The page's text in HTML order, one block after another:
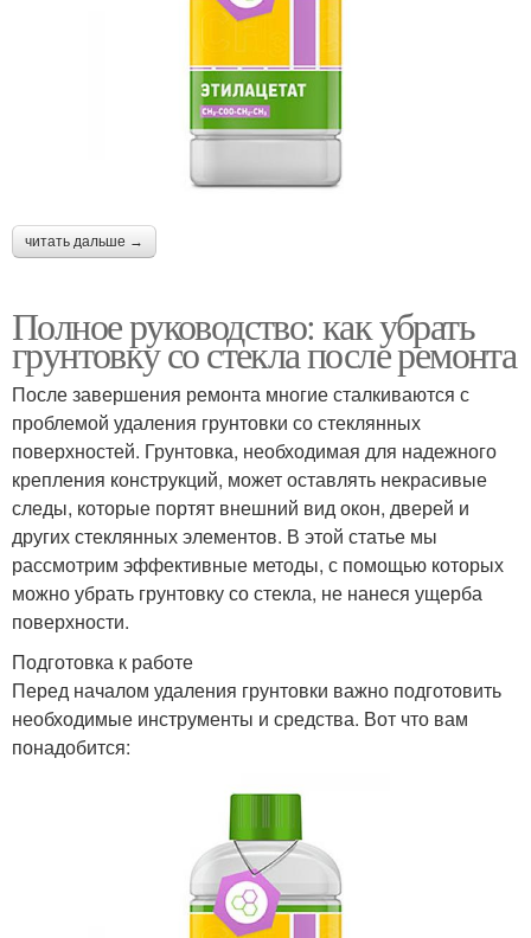
читать дальше →
Полное руководство: как убрать
грунтовку со стекла после ремонта
После завершения ремонта многие сталкиваются с
проблемой удаления грунтовки со стеклянных
поверхностей. Грунтовка, необходимая для надежного
крепления конструкций, может оставлять некрасивые
следы, которые портят внешний вид окон, дверей и
других стеклянных элементов. В этой статье мы
рассмотрим эффективные методы, с помощью которых
можно убрать грунтовку со стекла, не нанеся ущерба
поверхности.
Подготовка к работе
Перед началом удаления грунтовки важно подготовить
необходимые инструменты и средства. Вот что вам
понадобится: